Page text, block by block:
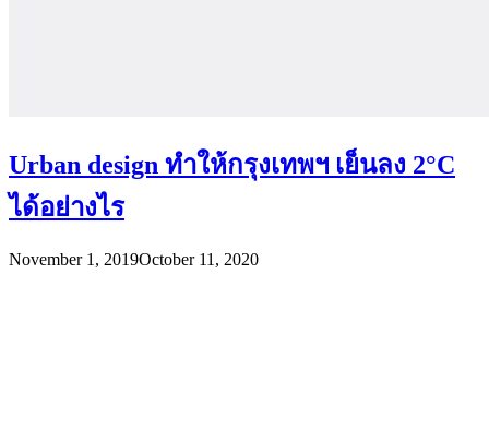
Urban design ทำให้กรุงเทพฯ เย็นลง 2°C
ได้อย่างไร
November 1, 2019October 11, 2020